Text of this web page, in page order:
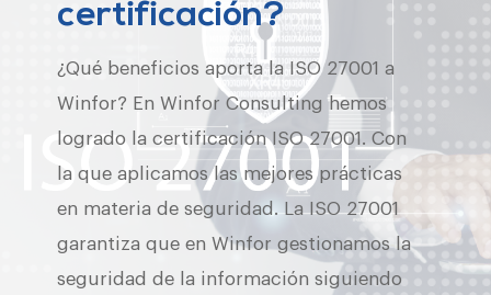
certificación?
¿Qué beneficios aporta la ISO 27001 a
Winfor? En Winfor Consulting hemos
logrado la certificación ISO 27001. Con
la que aplicamos las mejores prácticas
en materia de seguridad. La ISO 27001
garantiza que en Winfor gestionamos la
seguridad de la información siguiendo